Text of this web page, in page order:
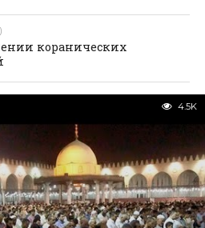
коранических
4.5K